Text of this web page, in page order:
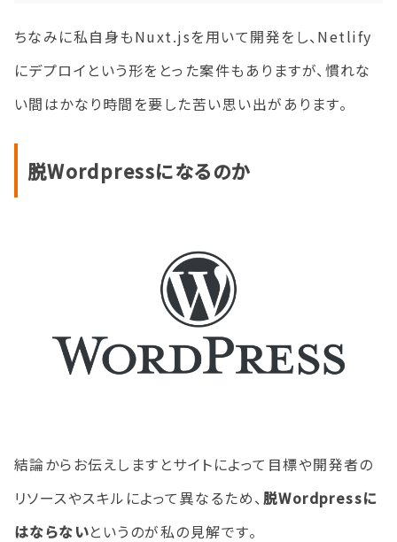
ちなみに私自身もNuxt.jsを用いて開発をし、Netlify
にデプロイという形をとった案件もありますが、慣れな
い間はかなり時間を要した苦い思い出があります。
脱Wordpressになるのか
結論からお伝えしますとサイトによって目標や開発者の
リソースやスキルによって異なるため、脱Wordpressに
はならないというのが私の見解です。